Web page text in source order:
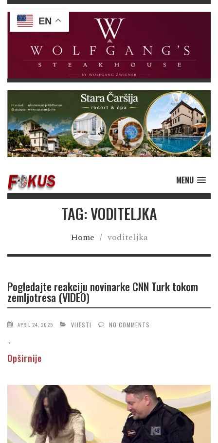
MENU
TAG: VODITELJKA
Home / voditeljka
Pogledajte reakciju novinarke CNN Turk tokom
zemljotresa (VIDEO)
APRIL 24, 2025 VIJESTI NO COMMENTS
...
Opširnije
EN